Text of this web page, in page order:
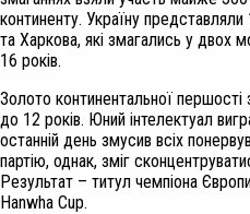
континенту. Україну
та Харкова, які змагались у двох
16 років.
Золото континентальної
до 12 років. Юний інтелектуал
останній день змусив всіх
партію, однак, зміг
Результат – титул чемпіона
Hanwha Cup.